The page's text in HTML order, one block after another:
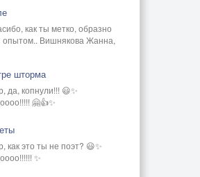
как ты метко, образно
опытом.. Вишнякова Жанна,
шторма
да, копнули!!! 😃✨
🤗👍✨
это ты не поэт? 😃✨
✨